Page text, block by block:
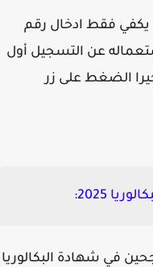
فقط ادخال رقم
عن التسجيل أول
الضغط على زر
2025:
في شهادة البكالوريا